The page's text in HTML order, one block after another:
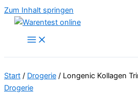
Zum Inhalt springen
Start / Drogerie / Longenic Kollagen
Drogerie